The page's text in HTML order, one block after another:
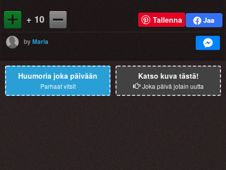
+ 10 Tallenna
byMaria
Huumoria joka päivään
Parhaat vitsit
Katso kuva tästä!
Joka päivä jotain uutta